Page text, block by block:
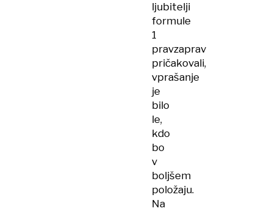
ljubitelji
formule
1
pravzaprav
pričakovali,
vprašanje
je
bilo
le,
kdo
bo
v
boljšem
položaju.
Na